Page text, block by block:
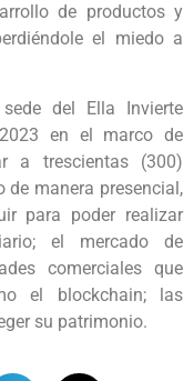
de productos y
el miedo a
del Ella Invierte
en el marco de
a trescientas (300)
de manera presencial,
para poder realizar
el mercado de
comerciales que
el blockchain; las
su patrimonio.